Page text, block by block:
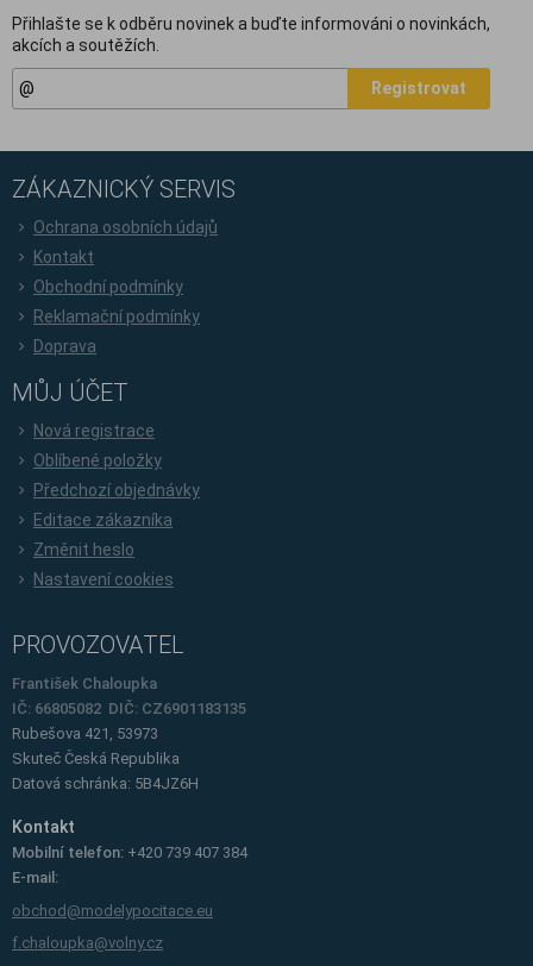
Přihlašte se k odběru novinek a buďte informováni o novinkách,
akcích a soutěžích.
Registrovat
ZÁKAZNICKÝ SERVIS
Ochrana osobních údajů
Kontakt
Obchodní podmínky
Reklamační podmínky
Doprava
MŮJ ÚČET
Nová registrace
Oblíbené položky
Předchozí objednávky
Editace zákazníka
Změnit heslo
Nastavení cookies
PROVOZOVATEL
František Chaloupka
IČ: 66805082 DIČ: CZ6901183135
Rubešova 421, 53973
Skuteč Česká Republika
Datová schránka: 5B4JZ6H
Kontakt
Mobilní telefon: +420 739 407 384
E-mail:
obchod@modelypocitace.eu
f.chaloupka@volny.cz